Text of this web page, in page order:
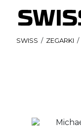
SWISS / ZEGARKI /